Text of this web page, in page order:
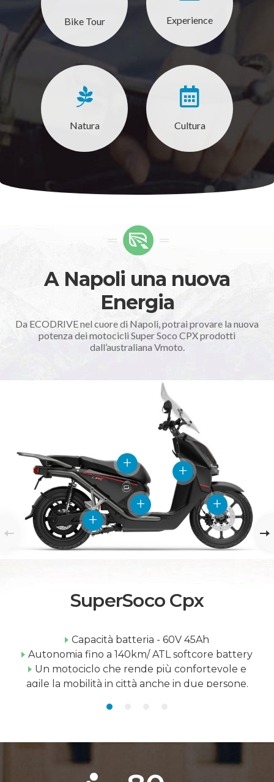
Bike Tour Experience
Natura Cultura
A Napoli una nuova
Energia
Da ECODRIVE nel cuore di Napoli, potrai provare la nuova
potenza dei motocicli Super Soco CPX prodotti
dall’australiana Vmoto.
SuperSoco Cpx
Capacità batteria - 60V 45Ah
Autonomia fino a 140km/ ATL softcore battery
Un motociclo che rende più confortevole e
agile la mobilità in città anche in due persone.